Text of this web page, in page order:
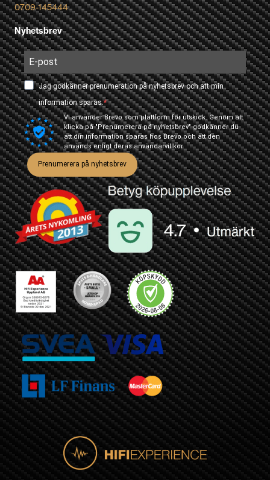
0709-145444
Nyhetsbrev
Jag godkänner prenumeration på nyhetsbrev och att min
information sparas.
Vi använder Brevo som plattform för utskick. Genom att
klicka på "Prenumerera på nyhetsbrev" godkänner du
att din information sparas hos Brevo och att den
används enligt derasanvändarvillkor
Prenumerera på nyhetsbrev